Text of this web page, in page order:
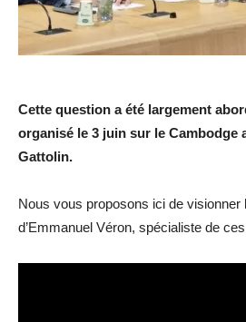
Cette question a été largement
organisé le 3 juin sur le Cambodge
Gattolin.
Nous vous proposons ici de visionner
d’Emmanuel Véron, spécialiste de